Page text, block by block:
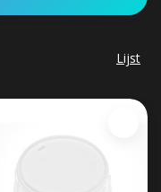
Lijst